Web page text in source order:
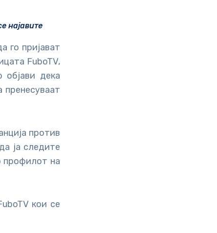
најавите
го пријават
FuboTV,
дека
против
ја следите
профилот на
кои се